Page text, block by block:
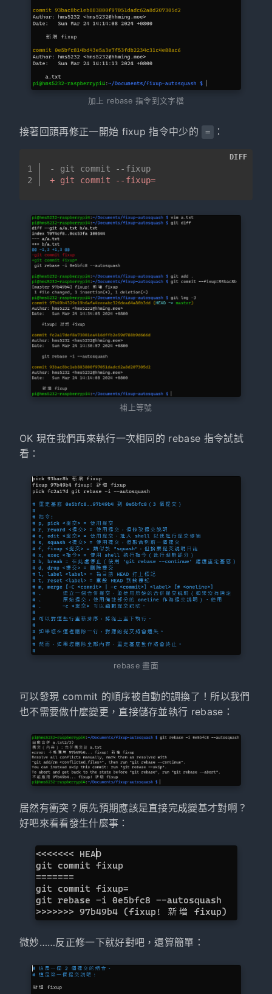
加上 rebase 指令到文字檔
接著回頭再修正一開始 fixup 指令中少的 = ：
1
2
- git commit --fixup
+ git commit --fixup=
DIFF
補上等號
OK 現在我們再來執行一次相同的 rebase 指令試試
看：
rebase 畫面
可以發現 commit 的順序被自動的調換了！所以我們
也不需要做什麼變更，直接儲存並執行 rebase：
居然有衝突？原先預期應該是直接完成變基才對啊？
好吧來看看發生什麼事：
微妙……反正修一下就好對吧，還算簡單：